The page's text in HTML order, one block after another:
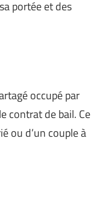
portée et des
occupé par
contrat de bail. Ce
ou d’un couple à